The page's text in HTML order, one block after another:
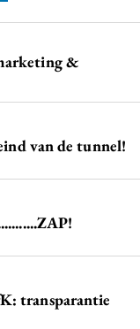
&
van de tunnel!
transparantie